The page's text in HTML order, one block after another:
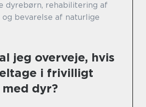
dyrebørn, rehabilitering af
og bevarelse af naturlige
jeg overveje, hvis
i frivilligt
dyr?